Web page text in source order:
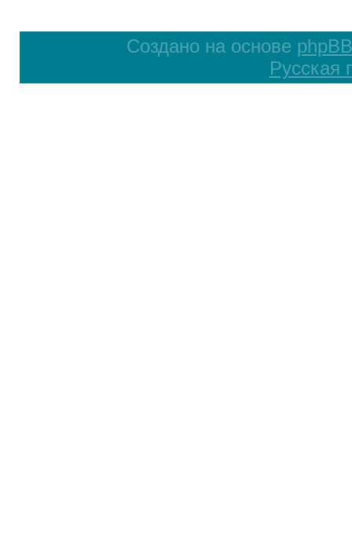
Создано на основе phpBB
Русская